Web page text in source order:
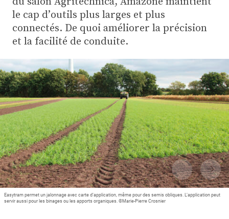
Guides pratiques
Chasse
Plus
Abonnez-vous
le cap d’outils plus larges et plus
connectés. De quoi améliorer la précision
et la facilité de conduite.
Easytram permet un jalonnage avec carte d’application, même pour des semis obliques. L’application peut
servir aussi pour les binages ou les apports organiques. ©Marie-Pierre Crosnier